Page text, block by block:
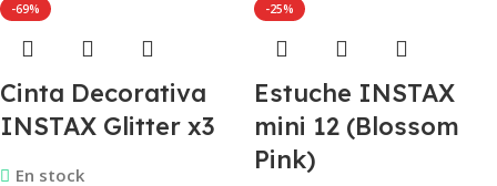
-69%
Cinta Decorativa
INSTAX Glitter x3
En stock
-25%
Estuche INSTAX
mini 12 (Blossom
Pink)